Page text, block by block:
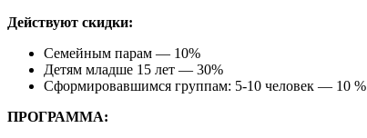
Действуют скидки:
Семейным парам — 10%
Детям младше 15 лет — 30%
Сформировавшимся группам: 5-10 человек — 10 %
ПРОГРАММА: